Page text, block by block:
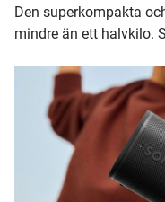
Den superkompakta
mindre än ett halvkilo.